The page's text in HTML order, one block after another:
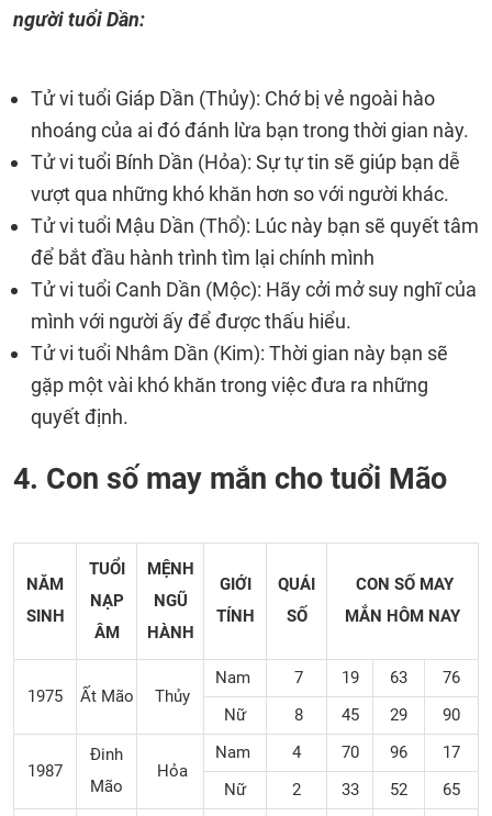
người tuổi Dần:
Tử vi tuổi Giáp Dần (Thủy): Chớ bị vẻ ngoài hào
nhoáng của ai đó đánh lừa bạn trong thời gian này.
Tử vi tuổi Bính Dần (Hỏa): Sự tự tin sẽ giúp bạn dễ
vượt qua những khó khăn hơn so với người khác.
Tử vi tuổi Mậu Dần (Thổ): Lúc này bạn sẽ quyết tâm
để bắt đầu hành trình tìm lại chính mình
Tử vi tuổi Canh Dần (Mộc): Hãy cởi mở suy nghĩ của
mình với người ấy để được thấu hiểu.
Tử vi tuổi Nhâm Dần (Kim): Thời gian này bạn sẽ
gặp một vài khó khăn trong việc đưa ra những
quyết định.
4. Con số may mắn cho tuổi Mão
NĂM
SINH
TUỔI
NẠP
ÂM
MỆNH
NGŨ
HÀNH
GIỚI
TÍNH
QUÁI
SỐ
CON SỐ MAY
MẮN HÔM NAY
1975 Ất Mão Thủy
Nam 7 19 63
76
Nữ
8 45 29 90
1987
Đinh
Mão
Hỏa
Nam 4 70 96
17
Nữ
2 33 52 65